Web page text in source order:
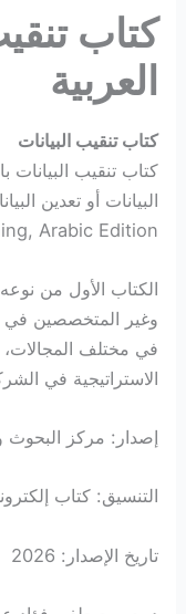
كتاب
العربية
كتاب تنقيب البيانات
كتاب تنقيب البيانات
Arabic Edition.
الكتاب الأول من
وغير المتخصصين في
في مختلف المجالات،
الاستراتيجية في
إصدار: مركز البحوث
التنسيق: كتاب
تاريخ الإصدار: 2026